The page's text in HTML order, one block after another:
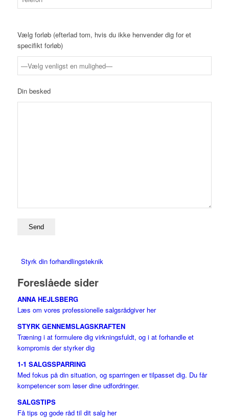
Vælg forløb (efterlad tom, hvis du ikke henvender dig for et
specifikt forløb)
Din besked
Styrk din forhandlingsteknik
Foreslåede sider
ANNA HEJLSBERG
Læs om vores professionelle salgsrådgiver her
STYRK GENNEMSLAGSKRAFTEN
Træning i at formulere dig virkningsfuldt, og i at forhandle et
kompromis der styrker dig
1-1 SALGSSPARRING
Med fokus på din situation, og sparringen er tilpasset dig. Du får
kompetencer som løser dine udfordringer.
SALGSTIPS
Få tips og gode råd til dit salg her